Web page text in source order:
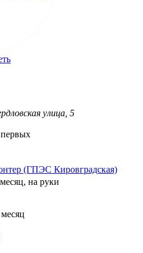
улица, 5
(ГПЭС Кировградская)
на руки